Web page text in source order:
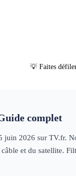
💡 Faites
complet
juin 2026 sur TV.fr.
et du satellite.